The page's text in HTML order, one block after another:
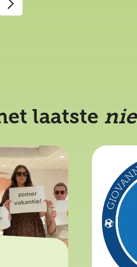
laatste